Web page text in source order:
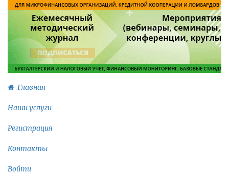
Главная
Наши услуги
Регистрация
Контакты
Войти